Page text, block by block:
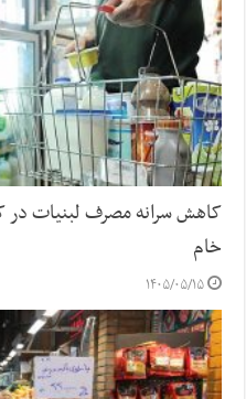
کاهش سرانه مصرف لبنیات در
خام
۱۴۰۵/۰۵/۱۵